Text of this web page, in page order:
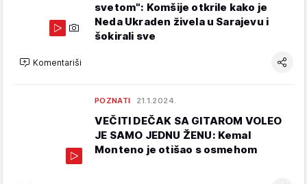
svetom": Komšije otkrile kako je
Neda Ukraden živela u Sarajevu i
šokirali sve
Komentariši
POZNATI 21.1.2024.
VEČITI DEČAK SA GITAROM VOLEO
JE SAMO JEDNU ŽENU: Kemal
Monteno je otišao s osmehom